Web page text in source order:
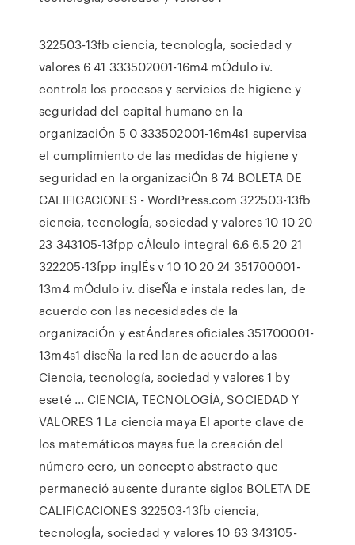
322503-13fb ciencia, tecnologÍa, sociedad y
valores 6 41 333502001-16m4 mÓdulo iv.
controla los procesos y servicios de higiene y
seguridad del capital humano en la
organizaciÓn 5 0 333502001-16m4s1 supervisa
el cumplimiento de las medidas de higiene y
seguridad en la organizaciÓn 8 74 BOLETA DE
CALIFICACIONES - WordPress.com 322503-13fb
ciencia, tecnologÍa, sociedad y valores 10 10 20
23 343105-13fpp cÁlculo integral 6.6 6.5 20 21
322205-13fpp inglÉs v 10 10 20 24 351700001-
13m4 mÓdulo iv. diseÑa e instala redes lan, de
acuerdo con las necesidades de la
organizaciÓn y estÁndares oficiales 351700001-
13m4s1 diseÑa la red lan de acuerdo a las
Ciencia, tecnología, sociedad y valores 1 by
eseté ... CIENCIA, TECNOLOGÍA, SOCIEDAD Y
VALORES 1 La ciencia maya El aporte clave de
los matemáticos mayas fue la creación del
número cero, un concepto abstracto que
permaneció ausente durante siglos BOLETA DE
CALIFICACIONES 322503-13fb ciencia,
tecnologÍa, sociedad y valores 10 63 343105-